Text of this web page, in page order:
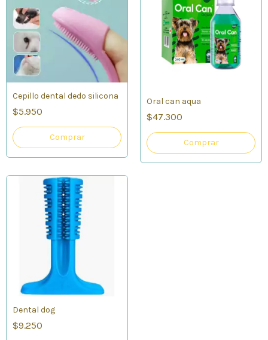
Cepillo dental dedo silicona
$5.950
Comprar
Oral can aqua
$47.300
Comprar
Dental dog
$9.250